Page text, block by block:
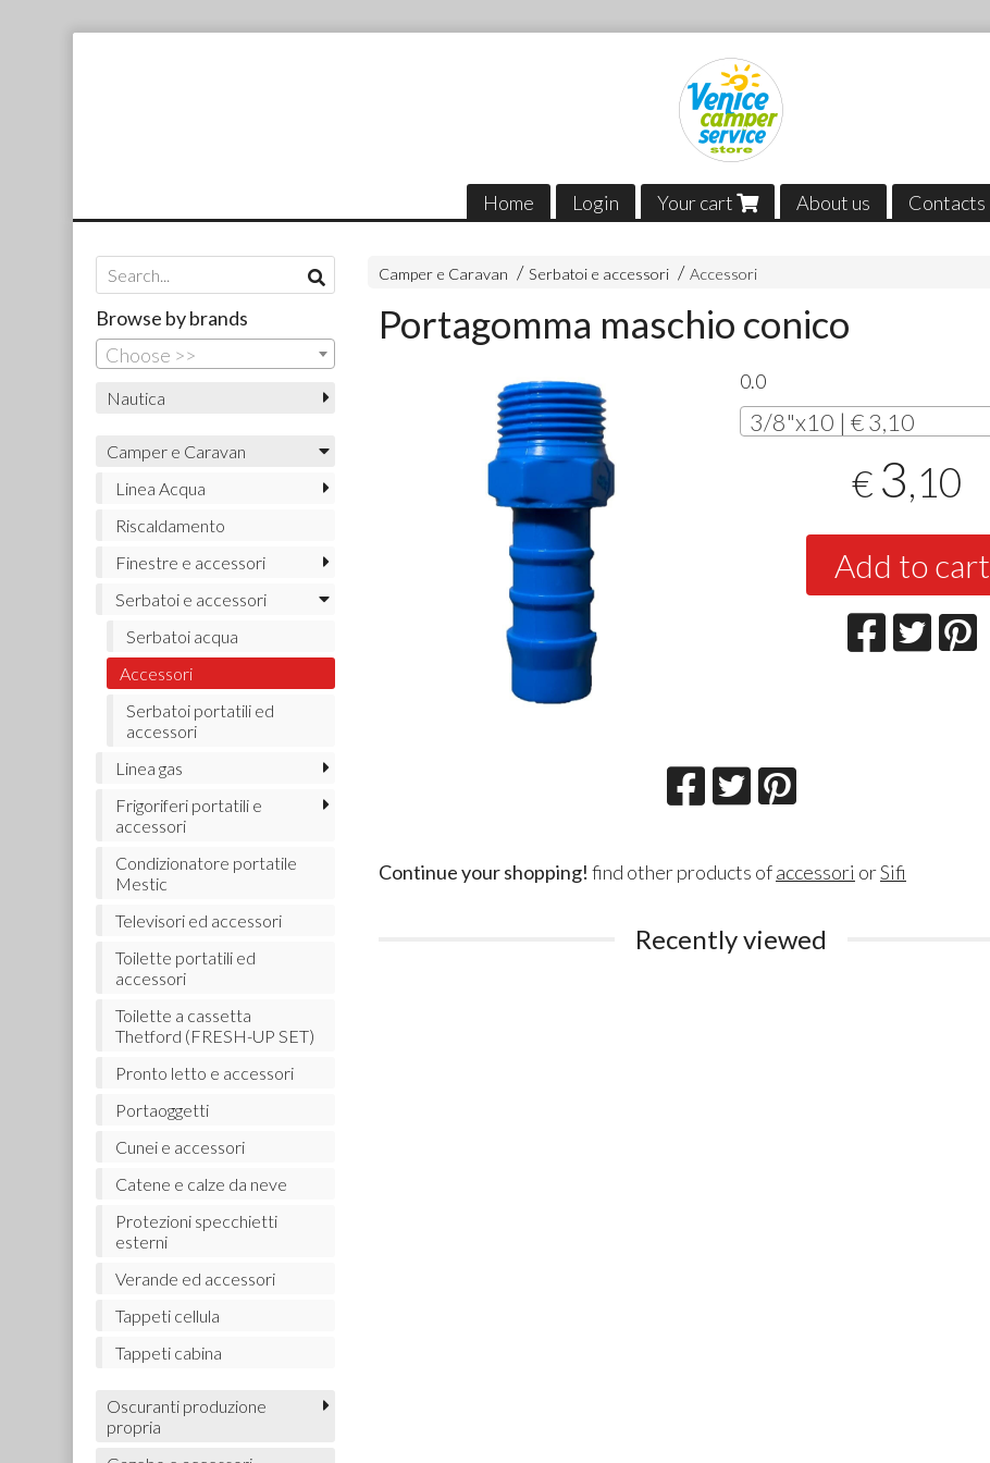
Home Login Your cart About us Contacts
Camper e Caravan Serbatoi e accessori Accessori
Portagomma maschio conico
0.0
3/8"x10 | € 3,10
€ 3,10
Add to cart
Continue your shopping! find other products ofaccessori orSifi
Recently viewed
Browse by brands
Choose >>
Nautica
Camper e Caravan
Linea Acqua
Riscaldamento
Finestre e accessori
Serbatoi e accessori
Serbatoi acqua
Accessori
Serbatoi portatili ed
accessori
Linea gas
Frigoriferi portatili e
accessori
Condizionatore portatile
Mestic
Televisori ed accessori
Toilette portatili ed
accessori
Toilette a cassetta
Thetford (FRESH-UP SET)
Pronto letto e accessori
Portaoggetti
Cunei e accessori
Catene e calze da neve
Protezioni specchietti
esterni
Verande ed accessori
Tappeti cellula
Tappeti cabina
Oscuranti produzione
propria